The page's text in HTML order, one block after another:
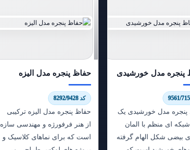
پنجره مدل خورشیدی
پنجره مدل خورشیدی یک
ای منظم با المان
بیضی شکل الهام گرفته
حفاظ پنجره مدل الیزه
کد 8292/9428
حفاظ پنجره مدل الیزه ترکیبی
از هنر فرفورژه و مهندسی سازه
است که برای نماهای کلاسیک و